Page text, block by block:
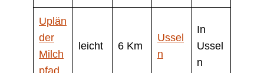
Uplän
der
Milch
pfad
leicht 6 Km
Ussel
n
In
Ussel
n